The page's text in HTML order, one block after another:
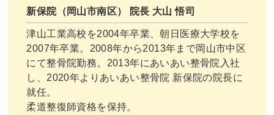
新保院（岡山市南区） 院長 大山 悟司
津山工業高校を2004年卒業、朝日医療大学校を
2007年卒業。2008年から2013年まで岡山市中区
にて整骨院勤務。2013年にあいあい整骨院入社
し、2020年よりあいあい整骨院 新保院の院長に
就任。
柔道整復師資格を保持。